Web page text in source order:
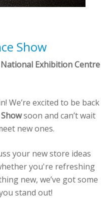
Show
Exhibition Centre
We’re excited to be back
soon and can’t wait
new ones.
your new store ideas
you're refreshing
new, we’ve got some
stand out!